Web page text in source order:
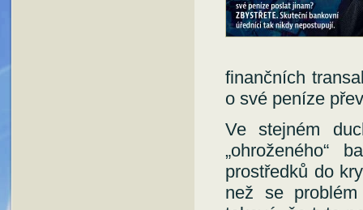
finančních
o své peníze
Ve stejném
„ohroženého“
prostředků do
než se